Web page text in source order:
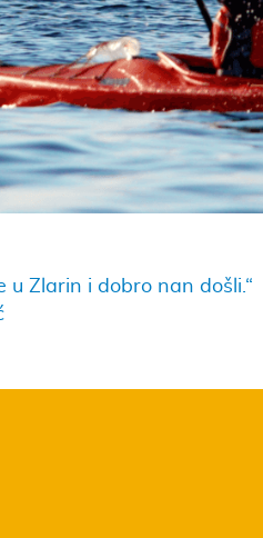
u Zlarin i dobro nan došli.“